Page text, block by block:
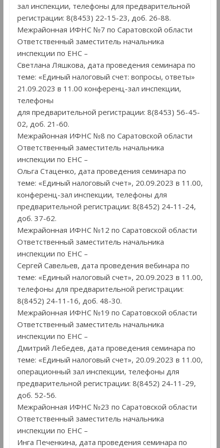
зал инспекции, телефоны для предварительной
регистрации: 8(8453) 22-15-23, доб. 26-88.
Межрайонная ИФНС №7 по Саратовской области
Ответственный заместитель начальника
инспекции по ЕНС –
Светлана Ляшкова, дата проведения семинара по
теме: «Единый налоговый счет: вопросы, ответы»
21.09.2023 в 11.00 конференц-зал инспекции,
телефоны
для предварительной регистрации: 8(8453) 56-45-
02, доб. 21-60.
Межрайонная ИФНС №8 по Саратовской области
Ответственный заместитель начальника
инспекции по ЕНС –
Ольга Стаценко, дата проведения семинара по
теме: «Единый налоговый счет», 20.09.2023 в 11.00,
конференц-зал инспекции, телефоны для
предварительной регистрации: 8(8452) 24-11-24,
доб. 37-62.
Межрайонная ИФНС №12 по Саратовской области
Ответственный заместитель начальника
инспекции по ЕНС –
Сергей Савельев, дата проведения вебинара по
теме: «Единый налоговый счет», 20.09.2023 в 11.00,
телефоны для предварительной регистрации:
8(8452) 24-11-16, доб. 48-30.
Межрайонная ИФНС №19 по Саратовской области
Ответственный заместитель начальника
инспекции по ЕНС –
Дмитрий Лебедев, дата проведения семинара по
теме: «Единый налоговый счет», 20.09.2023 в 11.00,
операционный зал инспекции, телефоны для
предварительной регистрации: 8(8452) 24-11-29,
доб. 52-56.
Межрайонная ИФНС №23 по Саратовской области
Ответственный заместитель начальника
инспекции по ЕНС –
Инга Печенкина, дата проведения семинара по